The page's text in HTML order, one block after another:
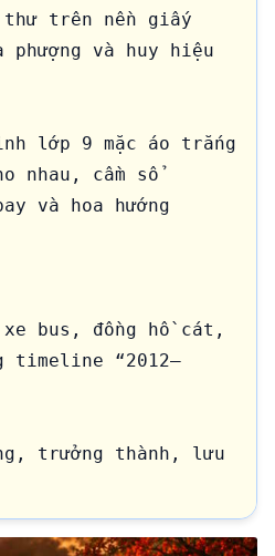
trên nền giấy
và huy hiệu
lớp 9 mặc áo trắng
nhau, cầm sổ
và hoa hướng
bus, đồng hồ cát,
timeline “2012–
trưởng thành, lưu